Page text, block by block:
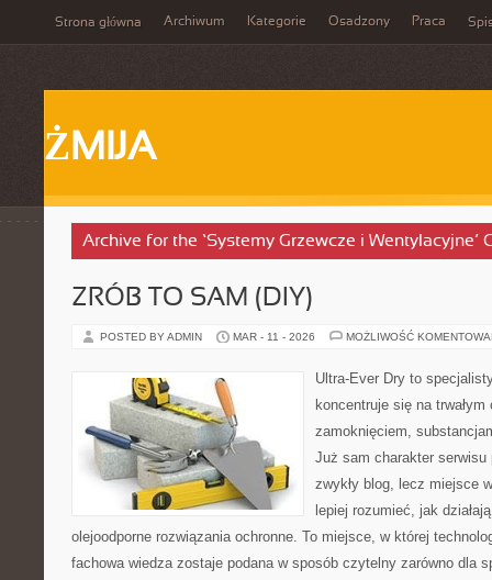
Strona główna Archiwum Kategorie Osadzony Praca
ŻMIJA
Archive for the ‘Systemy Grzewcze i Wentylacyjne’
ZRÓB TO SAM (DIY)
POSTED BY ADMIN MAR - 11 - 2026 MOŻLIWOŚĆ
Ultra-Ever Dry to
koncentruje się na trwałym
zamoknięciem,
Już sam charakter
zwykły blog, lecz miejsce
lepiej rozumieć, jak
olejoodporne rozwiązania ochronne. To miejsce, w której
fachowa wiedza zostaje podana w sposób czytelny zarówno dla